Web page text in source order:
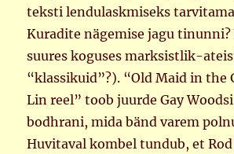
teksti lendulaskmiseks
Kuradite nägemise jagu tinunni?
suures koguses marksistlik-
“klassikuid”?). “Old Maid in the
Lin reel” toob juurde Gay
bodhrani, mida bänd varem
Huvitaval kombel tundub, et